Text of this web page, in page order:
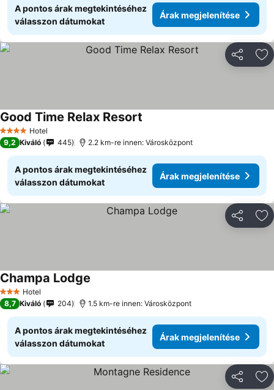
A pontos árak megtekintéséhez
válasszon dátumokat
Árak megjelenítése
4 KategóriaHotel
Good Time Relax Resort
9,2 Kiváló 445 2.2 km-re innen: Városközpont
A pontos árak megtekintéséhez
válasszon dátumokat
Árak megjelenítése
3 Kategória
Hotel
Champa Lodge
8,7 Kiváló 204 1.5 km-re innen: Városközpont
A pontos árak megtekintéséhez
válasszon dátumokat
Árak megjelenítése